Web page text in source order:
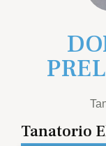
Tanatorio